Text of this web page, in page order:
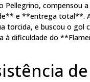
compensou
e **entrega total**.
torcida, e buscou o gol
à dificuldade do